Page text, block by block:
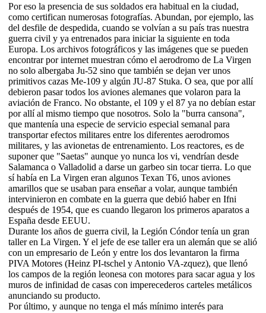
Por eso la presencia de sus soldados era habitual en la ciudad,
como certifican numerosas fotografías. Abundan, por ejemplo, las
del desfile de despedida, cuando se volvían a su país tras nuestra
guerra civil y ya entrenados para iniciar la siguiente en toda
Europa. Los archivos fotográficos y las imágenes que se pueden
encontrar por internet muestran cómo el aerodromo de La Virgen
no solo albergaba Ju-52 sino que también se dejan ver unos
primitivos cazas Me-109 y algún JU-87 Stuka. O sea, que por allí
debieron pasar todos los aviones alemanes que volaron para la
aviación de Franco. No obstante, el 109 y el 87 ya no debían estar
por allí al mismo tiempo que nosotros. Solo la "burra cansona",
que mantenía una especie de servicio especial semanal para
transportar efectos militares entre los diferentes aerodromos
militares, y las avionetas de entrenamiento. Los reactores, es de
suponer que "Saetas" aunque yo nunca los vi, vendrían desde
Salamanca o Valladolid a darse un garbeo sin tocar tierra. Lo que
sí había en La Virgen eran algunos Texan T6, unos aviones
amarillos que se usaban para enseñar a volar, aunque también
intervinieron en combate en la guerra que debió haber en Ifni
después de 1954, que es cuando llegaron los primeros aparatos a
España desde EEUU.
Durante los años de guerra civil, la Legión Cóndor tenía un gran
taller en La Virgen. Y el jefe de ese taller era un alemán que se alió
con un empresario de León y entre los dos levantaron la firma
PIVA Motores (Heinz PI-tschel y Antonio VA-zquez), que llenó
los campos de la región leonesa con motores para sacar agua y los
muros de infinidad de casas con imperecederos carteles metálicos
anunciando su producto.
Por último, y aunque no tenga el más mínimo interés para